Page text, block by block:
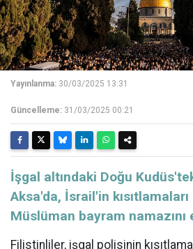
Yayınlanma: 30/03/2025 13:31
Güncelleme: 31/03/2025 00:21
İşgal altındaki Doğu
Aksa'da, İsrail'in
Müslüman bayram namazını
Filistinliler, işgal polisinin